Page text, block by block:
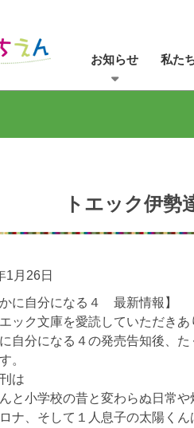
お知らせ 私た
トエック伊勢
1月26日
かに自分になる４ 最新情報】
ック文庫を愛読していただきあ
自分になる４の発売告知後、
。
は
と小学校の昔と変わらぬ日常
ナ、そして１人息子の太陽く